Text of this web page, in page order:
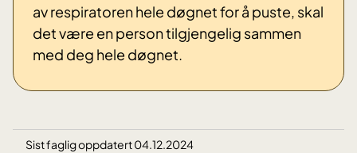
av respiratoren hele døgnet for å puste, skal
det være en person tilgjengelig sammen
med deg hele døgnet.
Sist faglig oppdatert 04.12.2024